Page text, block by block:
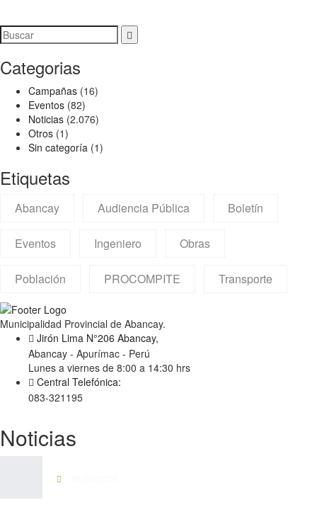
Categorias
Campañas (16)
Eventos (82)
Noticias (2.076)
Otros (1)
Sin categoría (1)
Etiquetas
Abancay Audiencia Pública Boletín
Eventos Ingeniero Obras
Población PROCOMPITE Transporte
Municipalidad Provincial de Abancay.
Jirón Lima N°206 Abancay,
Abancay - Apurímac - Perú
Lunes a viernes de 8:00 a 14:30 hrs
Central Telefónica:
083-321195
Noticias